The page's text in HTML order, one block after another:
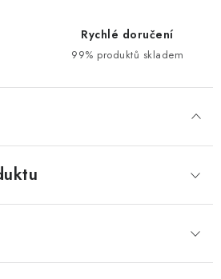
Rychlé doručení
99% produktů skladem